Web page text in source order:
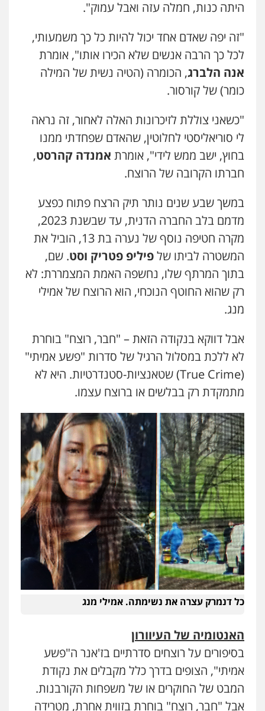
היתה כנות, חמלה עזה ואבל עמוק".
"זה יפה שאדם אחד יכול להיות כל כך משמעותי,
לכל כך הרבה אנשים שלא הכירו אותו", אומרת
אנה הלברג, הכומרה (הטיה נשית של המילה
כומר) של קורסור.
"כשאני צוללת לזיכרונות האלה לאחור, זה נראה
לי סוריאליסטי לחלוטין, שהאדם שפחדתי ממנו
בחוץ, ישב ממש לידי", אומרת אמנדה קהרסט,
חברתו הקרובה של הרוצח.
במשך שבע שנים נותר תיק הרצח פתוח כפצע
מדמם בלב החברה הדנית, עד שבשנת 2023,
מקרה חטיפה נוסף של נערה בת 13, הוביל את
המשטרה לביתו שלפיליפ פטריק וסט. שם,
בתוך המרתף שלו, נחשפה האמת המצמררת: לא
רק שהוא החוטף הנוכחי, הוא הרוצח של אמילי
מנג.
אבל דווקא בנקודה הזאת – "חבר, רוצח" בוחרת
לא ללכת במסלול הרגיל של סדרות "פשע אמיתי"
(True Crime) שטאנציות-סטנדרטיות. היא לא
מתמקדת רק בבלשים או ברוצח עצמו.
כל דנמרק עצרה את נשימתה. אמילי מנג
האנטומיה של העיוורון
בסיפורים על רוצחים סדרתיים בז'אנר ה"פשע
אמיתי", הצופים בדרך כלל מקבלים את נקודת
המבט של החוקרים או של משפחות הקורבנות.
אבל "חבר, רוצח" בוחרת בזווית אחרת, מטרידה